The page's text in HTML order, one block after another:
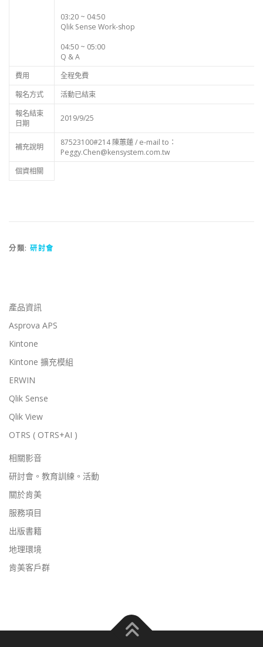
03:20 ~ 04:50
Qlik Sense Work-shop
04:50 ~ 05:00
Q & A
費用
全程免費
報名方式
活動已結束
報名結束
日期
2019/9/25
補充說明
87523100#214 陳蕙蓮 / e-mail to：
Peggy.Chen@kensystem.com.tw
個資相關
分類: 研討會
產品資訊
Asprova APS
Kintone
Kintone 擴充模組
ERWIN
Qlik Sense
Qlik View
OTRS ( OTRS+AI )
相關影音
研討會。教育訓練。活動
關於肯美
服務項目
出版書籍
地理環境
肯美客戶群